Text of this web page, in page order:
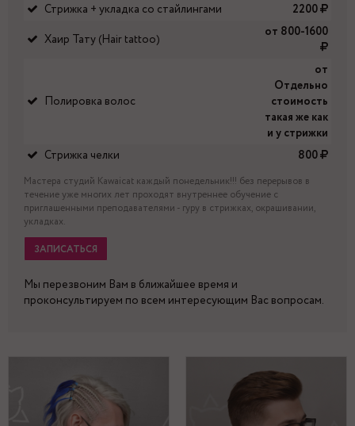
Стрижка + укладка со стайлингами
2200
Хаир Тату (Hair tattoo)
от 800-1600
Полировка волос
от
Отдельно
стоимость
такая же как
и у стрижки
Стрижка челки
800
Мастера студий Kawaicat каждый понедельник!!! без перерывов в
течение уже многих лет проходят внутреннее обучение с
приглашенными преподавателями - гуру в стрижках, окрашивании,
укладках.
ЗАПИСАТЬСЯ
Мы перезвоним Вам в ближайшее время и
проконсультируем по всем интересующим Вас вопросам.